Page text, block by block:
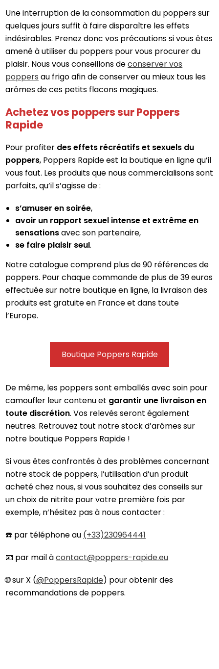
Une interruption de la consommation du poppers sur
quelques jours suffit à faire disparaître les effets
indésirables. Prenez donc vos précautions si vous êtes
amené à utiliser du poppers pour vous procurer du
plaisir. Nous vous conseillons deconserver vos
poppers au frigo afin de conserver au mieux tous les
arômes de ces petits flacons magiques.
Achetez vos poppers sur Poppers
Rapide
Pour profiter des effets récréatifs et sexuels du
poppers, Poppers Rapide est la boutique en ligne qu’il
vous faut. Les produits que nous commercialisons sont
parfaits, qu’il s’agisse de :
s’amuser en soirée,
avoir un rapport sexuel intense et extrême en
sensationsavec son partenaire,
se faire plaisir seul.
Notre catalogue comprend plus de 90 références de
poppers. Pour chaque commande de plus de 39 euros
effectuée sur notre boutique en ligne, la livraison des
produits est gratuite en France et dans toute
l’Europe.
Boutique Poppers Rapide
De même, les poppers sont emballés avec soin pour
camoufler leur contenu et garantir une livraison en
toute discrétion. Vos relevés seront également
neutres. Retrouvez tout notre stock d’arômes sur
notre boutique Poppers Rapide !
Si vous êtes confrontés à des problèmes concernant
notre stock de poppers, l’utilisation d’un produit
acheté chez nous, si vous souhaitez des conseils sur
un choix de nitrite pour votre première fois par
exemple, n’hésitez pas à nous contacter :
☎️ par téléphone au (+33)230964441
📧 par mail àcontact@poppers-rapide.eu
🌐 sur X (@PoppersRapide) pour obtenir des
recommandations de poppers.